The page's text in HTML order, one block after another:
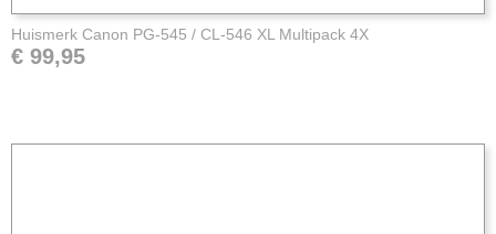
Huismerk Canon PG-545 / CL-546 XL Multipack 4X
€ 99,95